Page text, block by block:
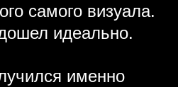
самого визуала.
идеально.
именно